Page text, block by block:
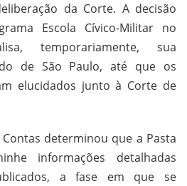
da Corte. A decisão
Escola Cívico-Militar no
temporariamente, sua
de São Paulo, até que os
elucidados junto à Corte de
determinou que a Pasta
informações detalhadas
a fase em que se